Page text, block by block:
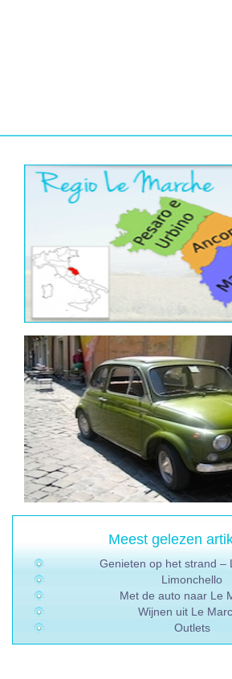
Meest gelezen
Genieten op het strand –
Limonchello
Met de auto naar Le
Wijnen uit Le
Outlets